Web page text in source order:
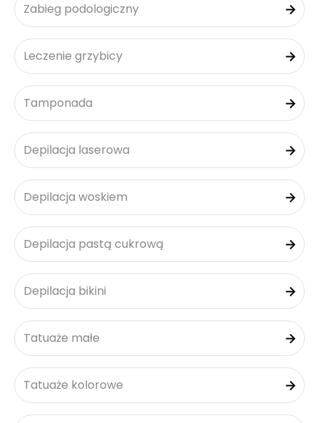
Zabieg podologiczny
Leczenie grzybicy
Tamponada
Depilacja laserowa
Depilacja woskiem
Depilacja pastą cukrową
Depilacja bikini
Tatuaże małe
Tatuaże kolorowe